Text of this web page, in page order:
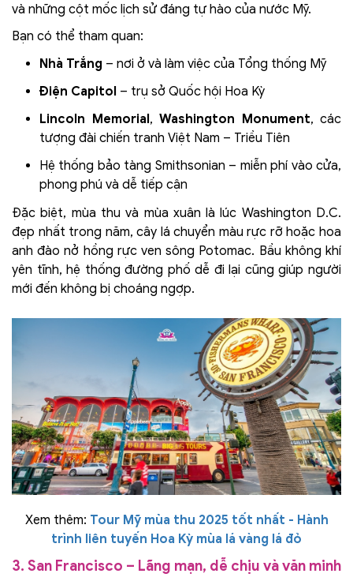
và những cột mốc lịch sử đáng tự hào của nước Mỹ.
Bạn có thể tham quan:
Nhà Trắng – nơi ở và làm việc của Tổng thống Mỹ
Điện Capitol – trụ sở Quốc hội Hoa Kỳ
Lincoln Memorial, Washington Monument, các
tượng đài chiến tranh Việt Nam – Triều Tiên
Hệ thống bảo tàng Smithsonian – miễn phí vào cửa,
phong phú và dễ tiếp cận
Đặc biệt, mùa thu và mùa xuân là lúc Washington D.C.
đẹp nhất trong năm, cây lá chuyển màu rực rỡ hoặc hoa
anh đào nở hồng rực ven sông Potomac. Bầu không khí
yên tĩnh, hệ thống đường phố dễ đi lại cũng giúp người
mới đến không bị choáng ngợp.
Xem thêm: Tour Mỹ mùa thu 2025 tốt nhất - Hành
trình liên tuyến Hoa Kỳ mùa lá vàng lá đỏ
3. San Francisco – Lãng mạn, dễ chịu và văn minh